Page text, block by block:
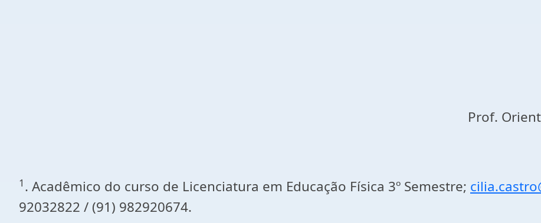
Prof.
1 . Acadêmico do curso de Licenciatura em Educação Física 3º Semestre;
92032822 / (91) 982920674.